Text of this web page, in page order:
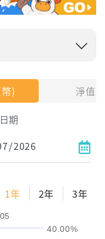
)
淨值
期
1年 2年 3年
40.00%
依比例